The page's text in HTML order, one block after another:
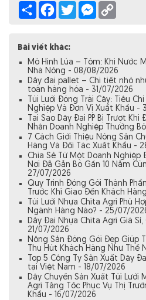
Share Facebook
TwitterMessenger
Bài viết khác:
Mô Hình Lúa – Tôm: Khi Nước
Nhà Nông - 08/08/2026
Dây đai pallet – Chi tiết nhỏ
toàn hàng hóa - 31/07/2026
Túi Lưới Đóng Trái Cây: Tiêu
Nghiệp Và Đơn Vị Xuất Khẩu -
Tại Sao Dây Đai PP Bị Trượt
Nhân Doanh Nghiệp Thường
7 Cách Giới Thiệu Nông Sản
Hàng Và Đối Tác Xuất Khẩu -
Chia Sẻ Từ Một Doanh Nghiệp
Nơi Đã Gắn Bó Gần 10 Năm
27/07/2026
Quy Trình Đóng Gói Thành
Trước Khi Giao Đến Khách
Túi Lưới Nhựa Chita Agri Phù
Ngành Hàng Nào? - 25/07/
Dây Đai Nhựa Chita Agri Giá
21/07/2026
Nông Sản Đóng Gói Đẹp Giúp
Thu Hút Khách Hàng Như Thế
Top 5 Công Ty Sản Xuất Dây
tại Việt Nam - 18/07/2026
Dây Chuyền Sản Xuất Túi Lưới
Agri Tăng Tốc Phục Vụ Thị
Khẩu - 16/07/2026